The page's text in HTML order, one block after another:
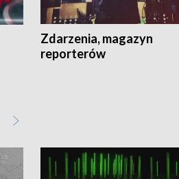
Zdarzenia, magazyn
reporterów